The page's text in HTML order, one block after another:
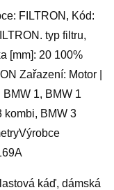
FILTRON, Kód:
typ filtru,
[mm]: 20 100%
Zařazení: Motor |
1, BMW 1
kombi, BMW 3
káď, dámská